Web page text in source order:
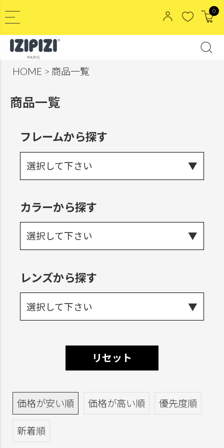
0
HOME 商品一覧
商品一覧
フレームから探す
選択して下さい
カラーから探す
選択して下さい
レンズから探す
選択して下さい
リセット
価格が安い順 価格が高い順 優先度順
新着順